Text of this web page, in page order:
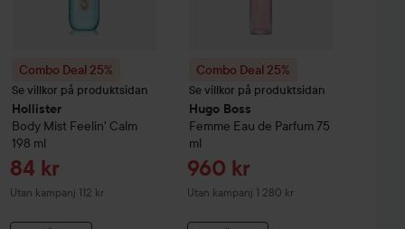
Combo Deal 25%
Se villkor på produktsidan
Hollister
Body Mist Feelin' Calm
198 ml
Reapris
84 kr
Utan kampanj 112 kr
Combo Deal 25%
Se villkor på produktsidan
Hugo Boss
Femme Eau de Parfum75
ml
Reapris
960 kr
Utan kampanj 1 280 kr